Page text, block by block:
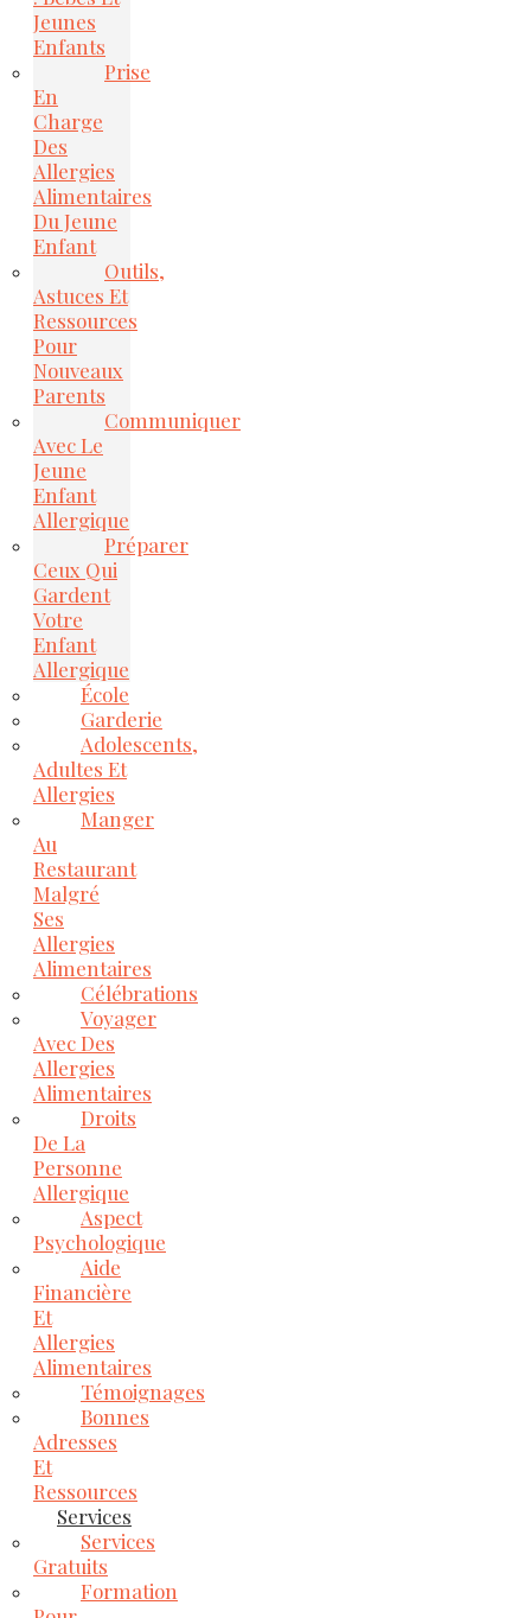
Jeunes
Enfants
Prise
En
Charge
Des
Allergies
Alimentaires
Du Jeune
Enfant
Outils,
Astuces Et
Ressources
Pour
Nouveaux
Parents
Communiquer
Avec Le
Jeune
Enfant
Allergique
Préparer
Ceux Qui
Gardent
Votre
Enfant
Allergique
École
Garderie
Adolescents,
Adultes Et
Allergies
Manger
Au
Restaurant
Malgré
Ses
Allergies
Alimentaires
Célébrations
Voyager
Avec Des
Allergies
Alimentaires
Droits
De La
Personne
Allergique
Aspect
Psychologique
Aide
Financière
Et
Allergies
Alimentaires
Témoignages
Bonnes
Adresses
Et
Ressources
Services
Services
Gratuits
Formation